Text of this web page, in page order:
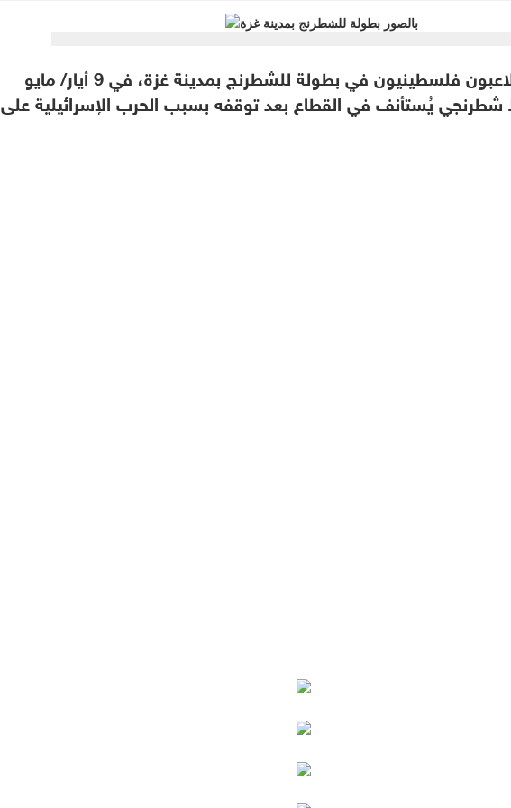
شارك لاعبون فلسطينيون في بطولة للشطرنج بمدينة غزة، في 9 أيار/ مايو
شطرنجي يُستأنف في القطاع بعد توقفه بسبب الحرب الإسرائيلية على